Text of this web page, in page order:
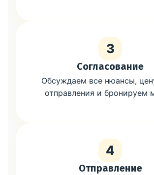
3
Согласование
Обсуждаем все нюансы,
отправления и бронируем
4
Отправление